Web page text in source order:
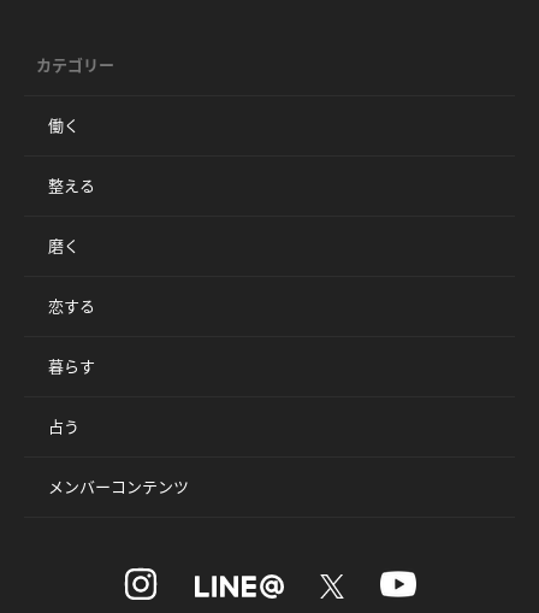
カテゴリー
働く
整える
磨く
恋する
暮らす
占う
メンバーコンテンツ